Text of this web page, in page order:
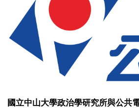
國立中山大學政治學研究所與公共